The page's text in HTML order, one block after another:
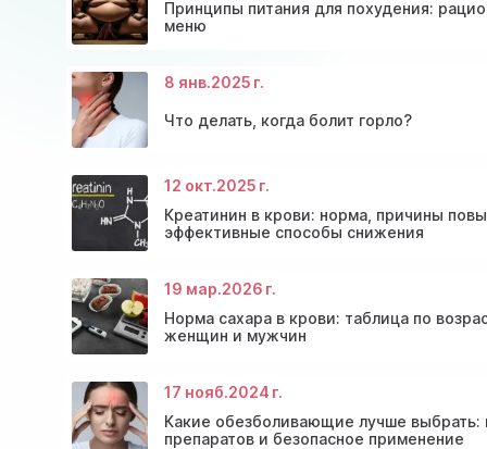
Скидки и акции на массаж в Киеве
Консультация эндокринолога и диагностика
щитовидной железы
Диагностика щитовидной железы
Акция: 20% скидки на консультации врачей!
Принципы питания для похудения:
меню
8 янв.2025 г.
Что делать, когда болит горло?
12 окт.2025 г.
Креатинин в крови: норма, причины
эффективные способы снижения
19 мар.2026 г.
Норма сахара в крови: таблица по
женщин и мужчин
17 нояб.2024 г.
Какие обезболивающие лучше выбрать:
препаратов и безопасное применение